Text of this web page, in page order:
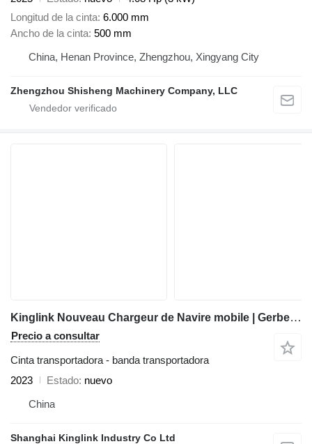
Longitud de la cinta 6.000 mm
Ancho de la cinta 500 mm
China, Henan Province, Zhengzhou, Xingyang City
Zhengzhou Shisheng Machinery Company, LLC
Kinglink Nouveau Chargeur de Navire mobile | Gerbeur radial
Precio a consultar
Cinta transportadora - banda transportadora
2023
Estado nuevo
China
Shanghai Kinglink Industry Co Ltd